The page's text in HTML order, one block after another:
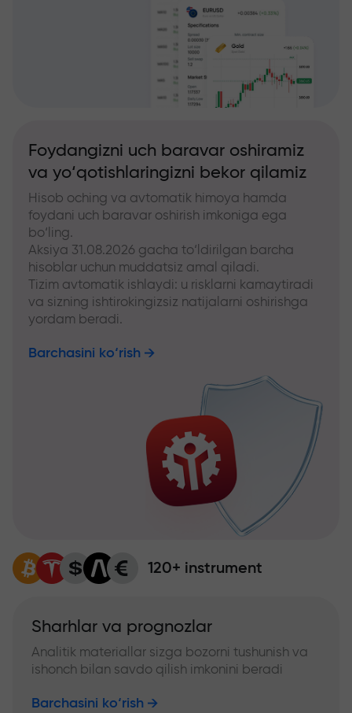
Foydangizni uch baravar oshiramiz
va yo‘qotishlaringizni bekor qilamiz
Hisob oching va avtomatik himoya hamda
foydani uch baravar oshirish imkoniga ega
bo‘ling.
Aksiya 31.08.2026 gacha to‘ldirilgan barcha
hisoblar uchun muddatsiz amal qiladi.
Tizim avtomatik ishlaydi: u risklarni kamaytiradi
va sizning ishtirokingizsiz natijalarni oshirishga
yordam beradi.
Barchasini ko‘rish
120+ instrument
Sharhlar va prognozlar
Analitik materiallar sizga bozorni tushunish va
ishonch bilan savdo qilish imkonini beradi
Barchasini ko‘rish